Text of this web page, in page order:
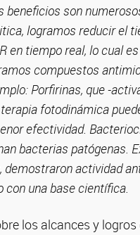
beneficios son
logramos reducir el
en tiempo real, lo cual
compuestos
Porfirinas, que -
fotodinámica
efectividad.
bacterias patógenas.
actividad
con una base científica.
los alcances y